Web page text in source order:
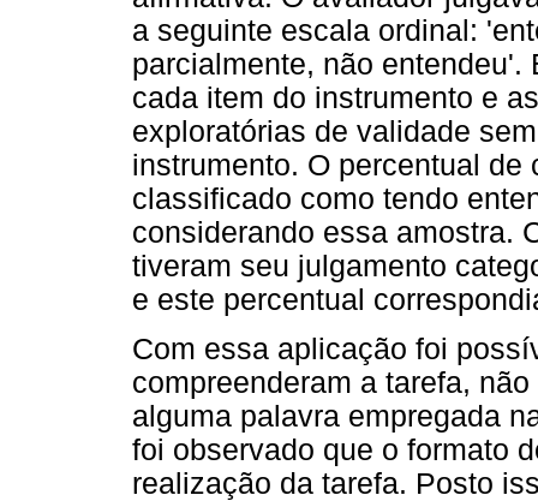
a seguinte escala ordinal:
parcialmente, não
cada item do instrumento e
exploratórias de validade
instrumento. O percentual
classificado como tendo
considerando essa amostra.
tiveram seu julgamento
e este percentual
Com essa aplicação foi
compreenderam a tarefa,
alguma palavra empregada
foi observado que o formato
realização da tarefa. Posto